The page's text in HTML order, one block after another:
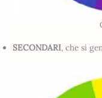
SECONDARI, che si